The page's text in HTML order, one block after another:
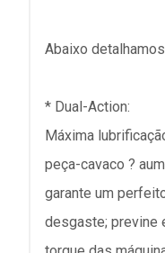
Abaixo
* Dual-Action:
Máxima
peça-cavaco ?
garante um
desgaste; previne